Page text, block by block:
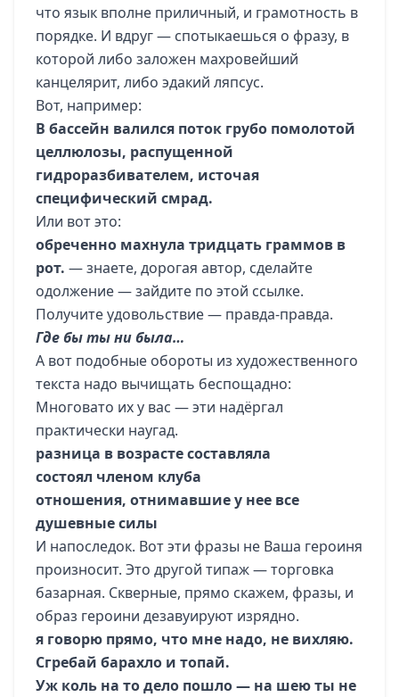
что язык вполне приличный, и грамотность в
порядке. И вдруг — спотыкаешься о фразу, в
которой либо заложен махровейший
канцелярит, либо эдакий ляпсус.
Вот, например:
В бассейн валился поток грубо помолотой
целлюлозы, распущенной
гидроразбивателем, источая
специфический смрад.
Или вот это:
обреченно махнула тридцать граммов в
рот. — знаете, дорогая автор, сделайте
одолжение — зайдите по этой ссылке.
Получите удовольствие — правда-правда.
Где бы ты ни была…
А вот подобные обороты из художественного
текста надо вычищать беспощадно:
Многовато их у вас — эти надёргал
практически наугад.
разница в возрасте составляла
состоял членом клуба
отношения, отнимавшие у нее все
душевные силы
И напоследок. Вот эти фразы не Ваша героиня
произносит. Это другой типаж — торговка
базарная. Скверные, прямо скажем, фразы, и
образ героини дезавуируют изрядно.
я говорю прямо, что мне надо, не вихляю.
Сгребай барахло и топай.
Уж коль на то дело пошло — на шею ты не